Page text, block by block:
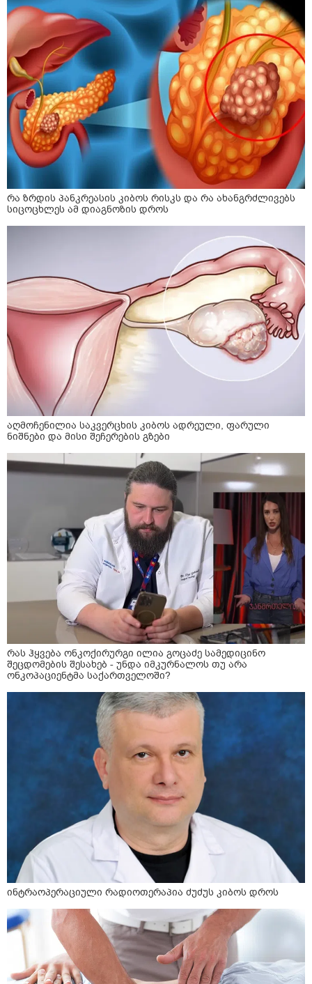
რა ზრდის პანკრეასის კიბოს რისკს და რა ახანგრძლივებს
სიცოცხლეს ამ დიაგნოზის დროს
აღმოჩენილია საკვერცხის კიბოს ადრეული, ფარული
ნიშნები და მისი შეჩერების გზები
რას ჰყვება ონკოქირურგი ილია გოცაძე სამედიცინო
შეცდომების შესახებ - უნდა იმკურნალოს თუ არა
ონკოპაციენტმა საქართველოში?
ინტრაოპერაციული რადიოთერაპია ძუძუს კიბოს დროს